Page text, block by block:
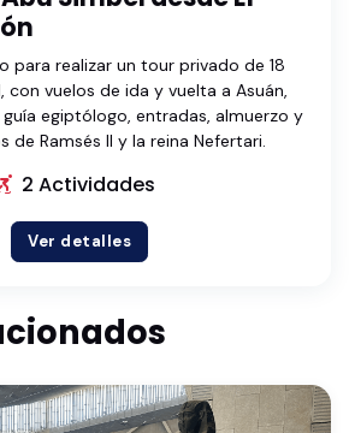
para realizar un tour privado de 18
con vuelos de ida y vuelta a Asuán,
egiptólogo, entradas, almuerzo y
de Ramsés II y la reina Nefertari.
2 Actividades
Ver detalles